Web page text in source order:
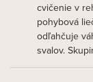
cvičenie v
pohybová
odľahčuje
svalov.